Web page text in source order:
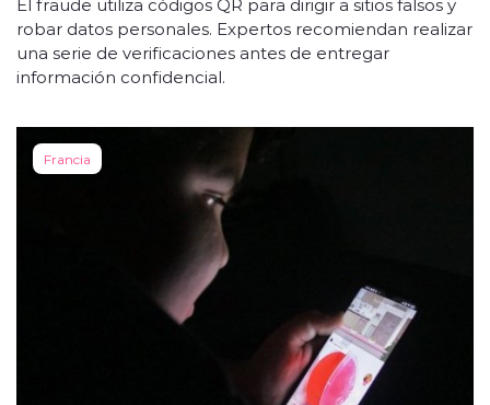
robar datos personales. Expertos recomiendan realizar
una serie de verificaciones antes de entregar
información confidencial.
Francia